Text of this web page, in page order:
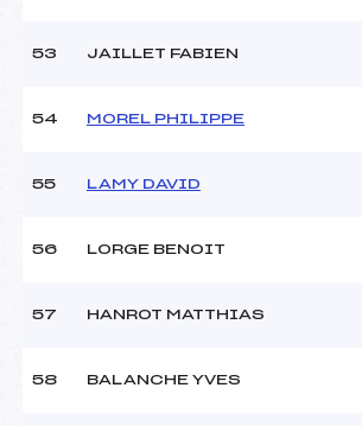
53 JAILLET FABIEN
54 MOREL PHILIPPE
55 LAMY DAVID
56 LORGE BENOIT
57 HANROT MATTHIAS
58 BALANCHE YVES